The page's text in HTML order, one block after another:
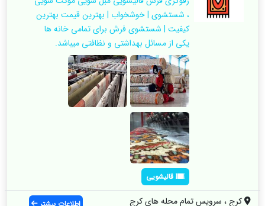
، شستشوی | خوشخواب | بهترین قیمت بهترین
کیفیت | شستشوی فرش برای تمامی خانه ها
یکی از مسائل بهداشتی و نظافتی میباشد.
قالیشویی
کرج ، سرویس تمام محله های کرج